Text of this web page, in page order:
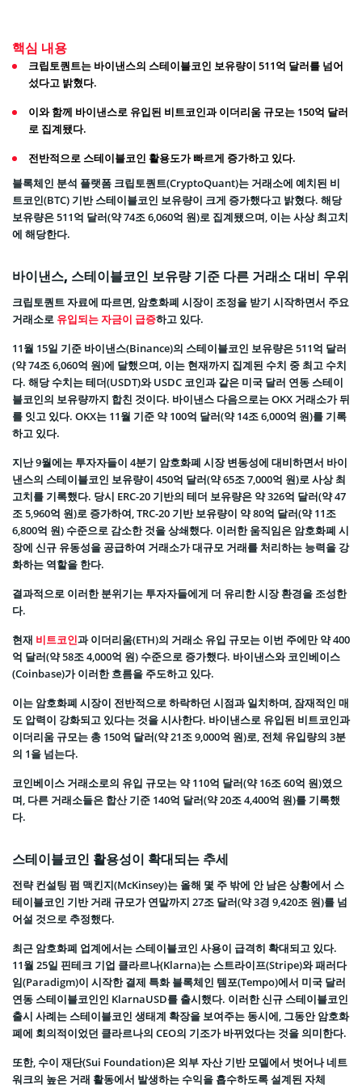
핵심 내용
크립토퀀트는 바이낸스의 스테이블코인 보유량이 511억 달러를 넘어
섰다고 밝혔다.
이와 함께 바이낸스로 유입된 비트코인과 이더리움 규모는 150억 달러
로 집계됐다.
전반적으로 스테이블코인 활용도가 빠르게 증가하고 있다.
블록체인 분석 플랫폼 크립토퀀트(CryptoQuant)는 거래소에 예치된 비
트코인(BTC) 기반 스테이블코인 보유량이 크게 증가했다고 밝혔다. 해당
보유량은 511억 달러(약 74조 6,060억 원)로 집계됐으며, 이는 사상 최고치
에 해당한다.
바이낸스, 스테이블코인 보유량 기준 다른 거래소 대비 우위
크립토퀀트 자료에 따르면, 암호화폐 시장이 조정을 받기 시작하면서 주요
거래소로 유입되는 자금이 급증하고 있다.
11월 15일 기준 바이낸스(Binance)의 스테이블코인 보유량은 511억 달러
(약 74조 6,060억 원)에 달했으며, 이는 현재까지 집계된 수치 중 최고 수치
다. 해당 수치는 테더(USDT)와 USDC 코인과 같은 미국 달러 연동 스테이
블코인의 보유량까지 합친 것이다. 바이낸스 다음으로는 OKX 거래소가 뒤
를 잇고 있다. OKX는 11월 기준 약 100억 달러(약 14조 6,000억 원)를 기록
하고 있다.
지난 9월에는 투자자들이 4분기 암호화폐 시장 변동성에 대비하면서 바이
낸스의 스테이블코인 보유량이 450억 달러(약 65조 7,000억 원)로 사상 최
고치를 기록했다. 당시 ERC-20 기반의 테더 보유량은 약 326억 달러(약 47
조 5,960억 원)로 증가하여, TRC-20 기반 보유량이 약 80억 달러(약 11조
6,800억 원) 수준으로 감소한 것을 상쇄했다. 이러한 움직임은 암호화폐 시
장에 신규 유동성을 공급하여 거래소가 대규모 거래를 처리하는 능력을 강
화하는 역할을 한다.
결과적으로 이러한 분위기는 투자자들에게 더 유리한 시장 환경을 조성한
다.
현재 비트코인과 이더리움(ETH)의 거래소 유입 규모는 이번 주에만 약 400
억 달러(약 58조 4,000억 원) 수준으로 증가했다. 바이낸스와 코인베이스
(Coinbase)가 이러한 흐름을 주도하고 있다.
이는 암호화폐 시장이 전반적으로 하락하던 시점과 일치하며, 잠재적인 매
도 압력이 강화되고 있다는 것을 시사한다. 바이낸스로 유입된 비트코인과
이더리움 규모는 총 150억 달러(약 21조 9,000억 원)로, 전체 유입량의 3분
의 1을 넘는다.
코인베이스 거래소로의 유입 규모는 약 110억 달러(약 16조 60억 원)였으
며, 다른 거래소들은 합산 기준 140억 달러(약 20조 4,400억 원)를 기록했
다.
스테이블코인 활용성이 확대되는 추세
전략 컨설팅 펌 맥킨지(McKinsey)는 올해 몇 주 밖에 안 남은 상황에서 스
테이블코인 기반 거래 규모가 연말까지 27조 달러(약 3경 9,420조 원)를 넘
어설 것으로 추정했다.
최근 암호화폐 업계에서는 스테이블코인 사용이 급격히 확대되고 있다.
11월 25일 핀테크 기업 클라르나(Klarna)는 스트라이프(Stripe)와 패러다
임(Paradigm)이 시작한 결제 특화 블록체인 템포(Tempo)에서 미국 달러
연동 스테이블코인인 KlarnaUSD를 출시했다. 이러한 신규 스테이블코인
출시 사례는 스테이블코인 생태계 확장을 보여주는 동시에, 그동안 암호화
폐에 회의적이었던 클라르나의 CEO의 기조가 바뀌었다는 것을 의미한다.
또한, 수이 재단(Sui Foundation)은 외부 자산 기반 모델에서 벗어나 네트
워크의 높은 거래 활동에서 발생하는 수익을 흡수하도록 설계된 자체